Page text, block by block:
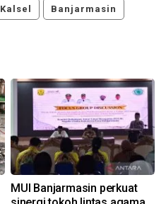
Kalsel Banjarmasin
MUI Banjarmasin perkuat